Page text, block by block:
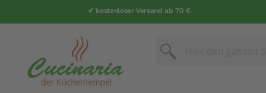
✔ kostenloser Versand ab 70 €
✔ über 25 Jahre Erfahrung
Suche